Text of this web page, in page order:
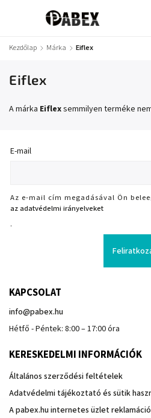
Kezdőlap / Márka / Eiflex
Eiflex
A márka Eiflexsemmilyen terméke
E-mail
Az e-mail cím megadásával Ön
az adatvédelmi irányelveket
.
KAPCSOLAT
info@pabex.hu
Hétfő - Péntek: 8:00 – 17:00 óra
KERESKEDELMI INFORMÁCIÓK
Általános szerződési feltételek
Adatvédelmi tájékoztató és sütik
A pabex.hu internetes üzlet